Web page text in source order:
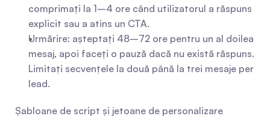
comprimați la 1–4 ore când utilizatorul a răspuns
explicit sau a atins un CTA.
Urmărire: așteptați 48–72 ore pentru un al doilea
mesaj, apoi faceți o pauză dacă nu există răspuns.
Limitați secvențele la două până la trei mesaje per
lead.
Șabloane de script și jetoane de personalizare